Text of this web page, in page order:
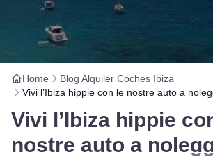
Home
Blog Alquiler Coches Ibiza
Vivi l’Ibiza hippie con le nostre auto a
Vivi l’Ibiza hippie
nostre auto a